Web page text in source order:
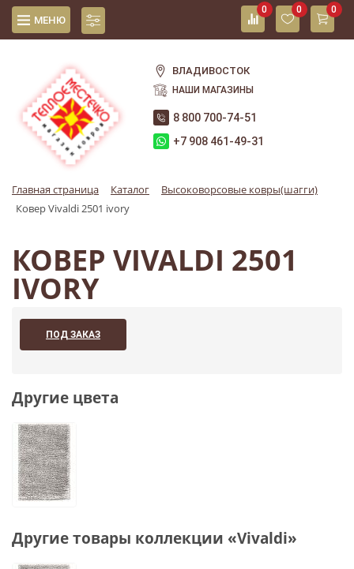
МЕНЮ
0 0 0
ВЛАДИВОСТОК
НАШИ МАГАЗИНЫ
8 800 700-74-51
+7 908 461-49-31
Главная страница Каталог
Высоковорсовые ковры(шагги)
Ковер Vivaldi 2501 ivory
КОВЕР VIVALDI 2501
IVORY
ПОД ЗАКАЗ
Другие цвета
Другие товары коллекции «Vivaldi»